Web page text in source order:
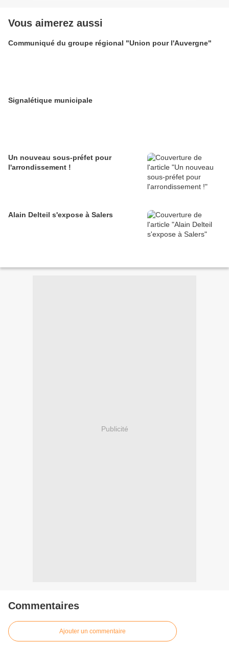
Vous aimerez aussi
Communiqué du groupe régional "Union pour l'Auvergne"
Signalétique municipale
Un nouveau sous-préfet pour
l'arrondissement !
Alain Delteil s'expose à Salers
Publicité
Commentaires
Ajouter un commentaire